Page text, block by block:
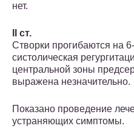
нет.
II ст.
Створки прогибаются на
систолическая
центральной зоны
выражена незначительно.
Показано проведение
устраняющих симптомы.